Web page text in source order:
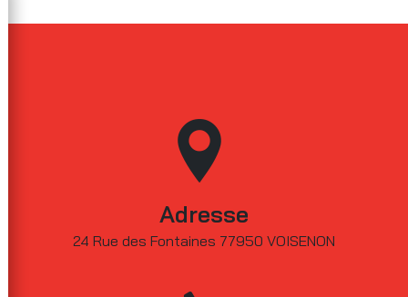
Adresse
24 Rue des Fontaines 77950 VOISENON